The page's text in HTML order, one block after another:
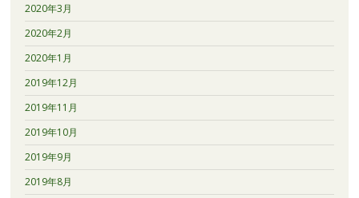
2020年3月
2020年2月
2020年1月
2019年12月
2019年11月
2019年10月
2019年9月
2019年8月